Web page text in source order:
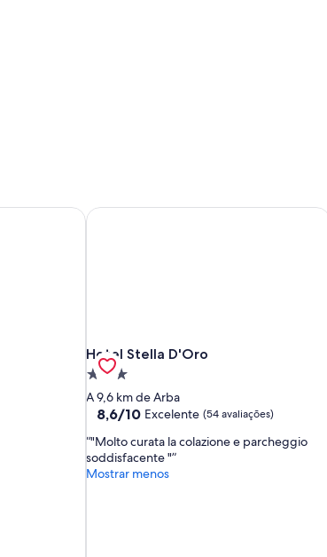
Hotel Stella D'Oro
Hotel Stella D'Oro
Propriedade
3.0
estrelas
A 9,6 km de Arba
8.6
10,
Excelente,
(54
8,6/10 Excelente (54 avaliações)
"Molto curata la colazione e parcheggio
soddisfacente "
Mostrar menos
Hotel Stella D'Oro